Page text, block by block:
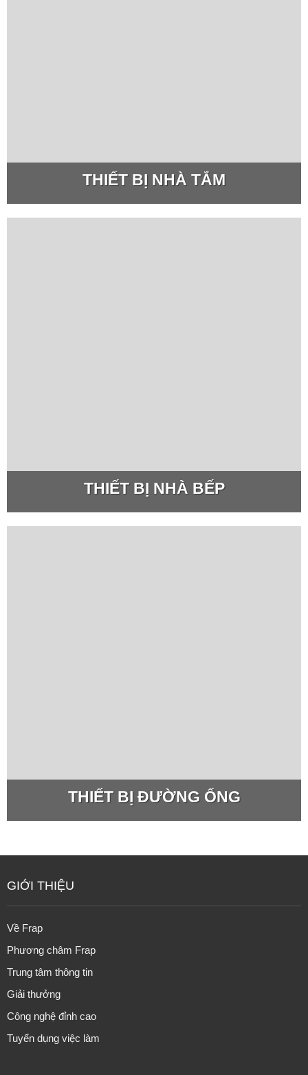
THIẾT BỊ NHÀ TẮM
THIẾT BỊ NHÀ BẾP
THIẾT BỊ ĐƯỜNG ỐNG
GIỚI THIỆU
Về Frap
Phương châm Frap
Trung tâm thông tin
Giải thưởng
Công nghệ đỉnh cao
Tuyển dụng việc làm